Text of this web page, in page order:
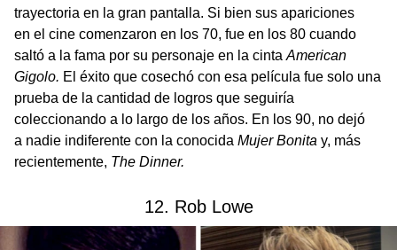
trayectoria en la gran pantalla. Si bien sus apariciones
en el cine comenzaron en los 70, fue en los 80 cuando
saltó a la fama por su personaje en la cinta American
Gigolo. El éxito que cosechó con esa película fue solo una
prueba de la cantidad de logros que seguiría
coleccionando a lo largo de los años. En los 90, no dejó
a nadie indiferente con la conocida Mujer Bonita y, más
recientemente, The Dinner.
12. Rob Lowe